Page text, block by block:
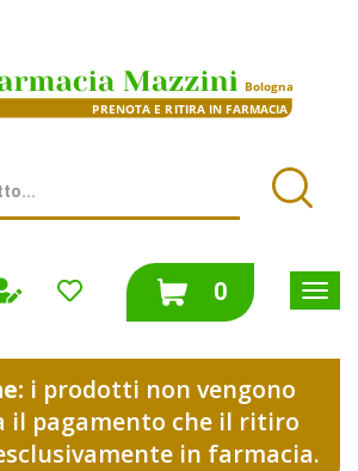
0prodotti
inseriti
i prodotti non vengono
il pagamento che il ritiro
in farmacia.